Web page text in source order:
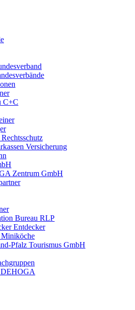
C+C
Versicherung
Zentrum GmbH
Bureau RLP
Entdecker
Pfalz Tourismus GmbH
DEHOGA